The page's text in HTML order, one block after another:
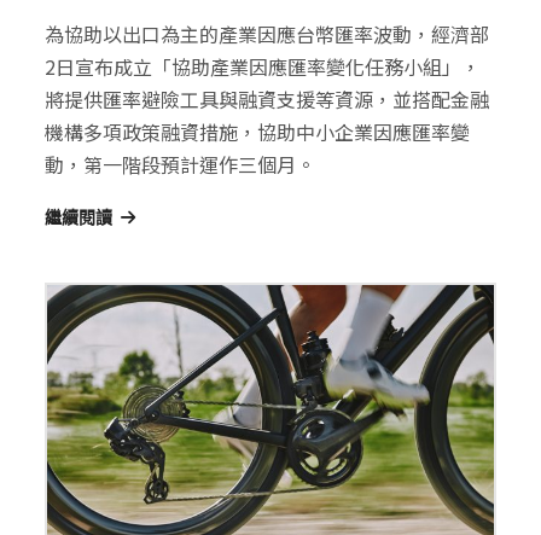
為協助以出口為主的產業因應台幣匯率波動，經濟部
2日宣布成立「協助產業因應匯率變化任務小組」，
將提供匯率避險工具與融資支援等資源，並搭配金融
機構多項政策融資措施，協助中小企業因應匯率變
動，第一階段預計運作三個月。
繼續閱讀